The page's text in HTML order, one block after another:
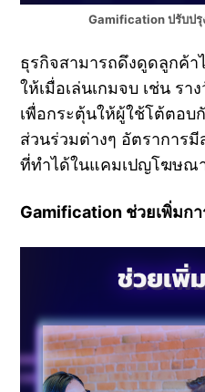
Gamification ปรับปรุ
ธุรกิจสามารถดึงดูดลูกค้
ให้เมื่อเล่นเกมจบ เช่น ร
เพื่อกระตุ้นให้ผู้ใช้โต้ตอ
ส่วนร่วมต่างๆ อัตราการ
ที่ทำได้ในแคมเปญโฆษณ
Gamification ช่วยเพิ่มกา